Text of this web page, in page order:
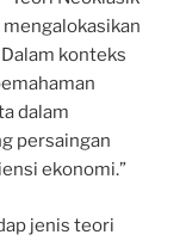
konteks
dalam
persaingan
ekonomi.”
jenis teori